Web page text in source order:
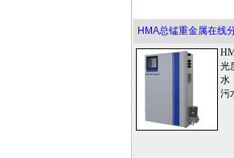
HMA总锰重金属在线
光
水
污